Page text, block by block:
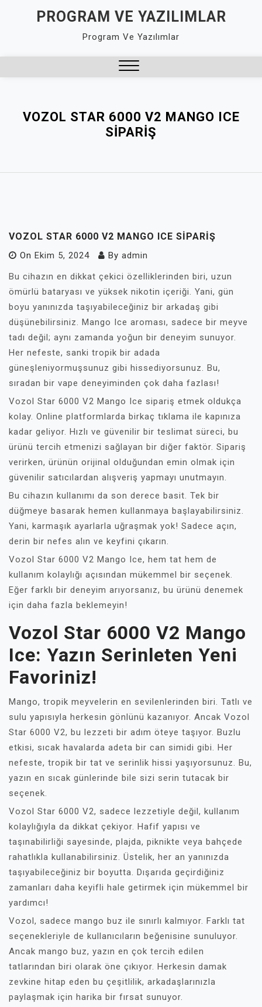
PROGRAM VE YAZILIMLAR
Program Ve Yazılımlar
VOZOL STAR 6000 V2 MANGO ICE
SIPARIŞ
VOZOL STAR 6000 V2 MANGO ICE SIPARIŞ
On Ekim 5, 2024 By admin
Bu cihazın en dikkat çekici özelliklerinden biri, uzun
ömürlü bataryası ve yüksek nikotin içeriği. Yani, gün
boyu yanınızda taşıyabileceğiniz bir arkadaş gibi
düşünebilirsiniz. Mango Ice aroması, sadece bir meyve
tadı değil; aynı zamanda yoğun bir deneyim sunuyor.
Her nefeste, sanki tropik bir adada
güneşleniyormuşsunuz gibi hissediyorsunuz. Bu,
sıradan bir vape deneyiminden çok daha fazlası!
Vozol Star 6000 V2 Mango Ice sipariş etmek oldukça
kolay. Online platformlarda birkaç tıklama ile kapınıza
kadar geliyor. Hızlı ve güvenilir bir teslimat süreci, bu
ürünü tercih etmenizi sağlayan bir diğer faktör. Sipariş
verirken, ürünün orijinal olduğundan emin olmak için
güvenilir satıcılardan alışveriş yapmayı unutmayın.
Bu cihazın kullanımı da son derece basit. Tek bir
düğmeye basarak hemen kullanmaya başlayabilirsiniz.
Yani, karmaşık ayarlarla uğraşmak yok! Sadece açın,
derin bir nefes alın ve keyfini çıkarın.
Vozol Star 6000 V2 Mango Ice, hem tat hem de
kullanım kolaylığı açısından mükemmel bir seçenek.
Eğer farklı bir deneyim arıyorsanız, bu ürünü denemek
için daha fazla beklemeyin!
Vozol Star 6000 V2 Mango
Ice: Yazın Serinleten Yeni
Favoriniz!
Mango, tropik meyvelerin en sevilenlerinden biri. Tatlı ve
sulu yapısıyla herkesin gönlünü kazanıyor. Ancak Vozol
Star 6000 V2, bu lezzeti bir adım öteye taşıyor. Buzlu
etkisi, sıcak havalarda adeta bir can simidi gibi. Her
nefeste, tropik bir tat ve serinlik hissi yaşıyorsunuz. Bu,
yazın en sıcak günlerinde bile sizi serin tutacak bir
seçenek.
Vozol Star 6000 V2, sadece lezzetiyle değil, kullanım
kolaylığıyla da dikkat çekiyor. Hafif yapısı ve
taşınabilirliği sayesinde, plajda, piknikte veya bahçede
rahatlıkla kullanabilirsiniz. Üstelik, her an yanınızda
taşıyabileceğiniz bir boyutta. Dışarıda geçirdiğiniz
zamanları daha keyifli hale getirmek için mükemmel bir
yardımcı!
Vozol, sadece mango buz ile sınırlı kalmıyor. Farklı tat
seçenekleriyle de kullanıcıların beğenisine sunuluyor.
Ancak mango buz, yazın en çok tercih edilen
tatlarından biri olarak öne çıkıyor. Herkesin damak
zevkine hitap eden bu çeşitlilik, arkadaşlarınızla
paylaşmak için harika bir fırsat sunuyor.